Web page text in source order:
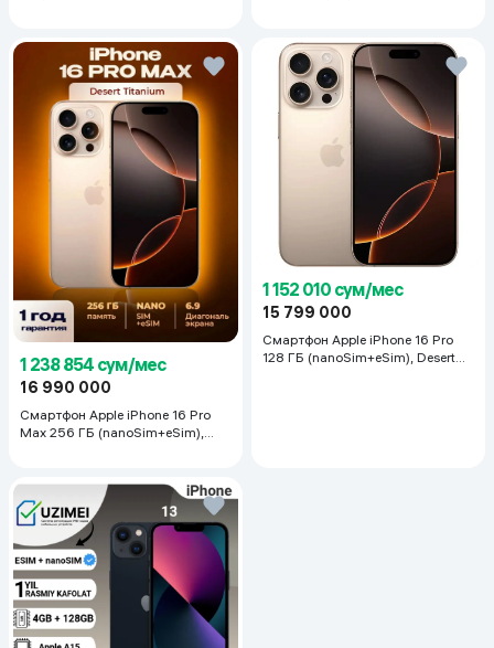
12 месяцев с даты покупки.
Длина заушника (мм)
150 (Стандарт)
Ширина моста (мм)
22 (Стандарт)
Изображения
3024x4032 пикселей
от прозрачного до
графитово-зеленого
1 238 854 сум/мес
16 990 000
Смартфон Apple iPhone 16 Pro
Max 256 ГБ (nanoSim+eSim),
1 152 010 сум/мес
15 799 000
Смартфон Apple iPhone 16 Pro
128 ГБ (nanoSim+eSim), Desert